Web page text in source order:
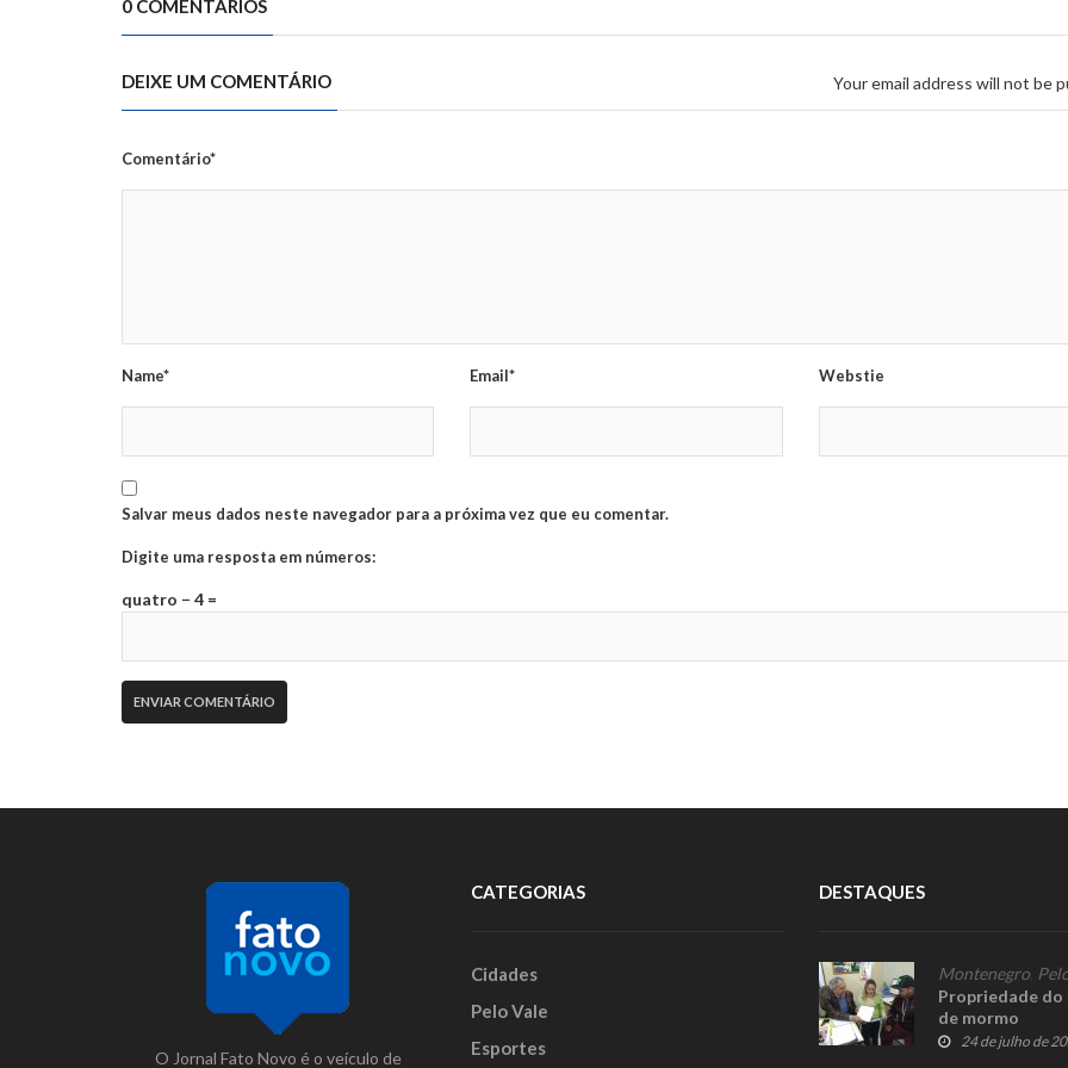
0 COMENTÁRIOS
DEIXE UM COMENTÁRIO Your email address will not be
Comentário*
Name* Email* Webstie
Salvar meus dados neste navegador para a próxima vez que eu comentar.
Digite uma resposta em números:
quatro − 4 =
O Jornal Fato Novo é o veículo de
CATEGORIAS
Cidades
Pelo Vale
Esportes
DESTAQUES
Montenegro
Propriedade
de mormo
24 de julho de